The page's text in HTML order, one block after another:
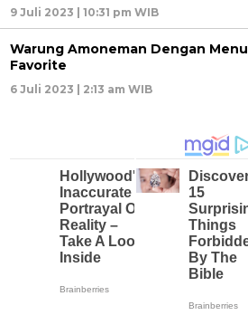
9 Juli 2023 | 10:31 pm WIB
Warung Amoneman Dengan Menu
Favorite
6 Juli 2023 | 2:13 am WIB